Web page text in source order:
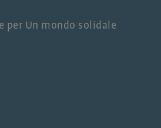
per Un mondo solidale